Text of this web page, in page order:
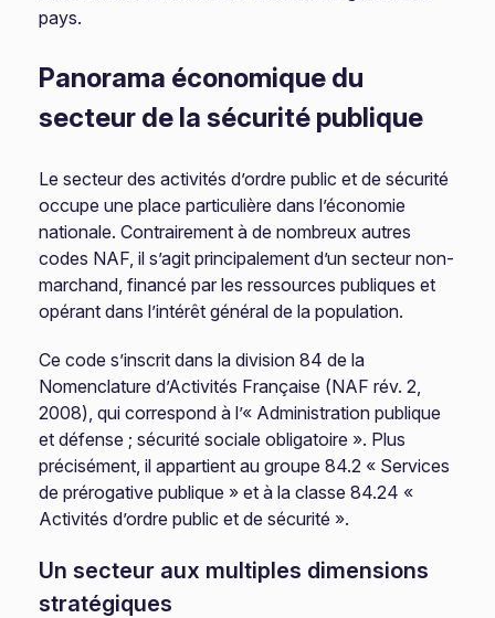
pays.
Panorama économique du
secteur de la sécurité publique
Le secteur des activités d’ordre public et de sécurité
occupe une place particulière dans l’économie
nationale. Contrairement à de nombreux autres
codes NAF, il s’agit principalement d’un secteur non-
marchand, financé par les ressources publiques et
opérant dans l’intérêt général de la population.
Ce code s’inscrit dans la division 84 de la
Nomenclature d’Activités Française (NAF rév. 2,
2008), qui correspond à l’« Administration publique
et défense ; sécurité sociale obligatoire ». Plus
précisément, il appartient au groupe 84.2 « Services
de prérogative publique » et à la classe 84.24 «
Activités d’ordre public et de sécurité ».
Un secteur aux multiples dimensions
stratégiques